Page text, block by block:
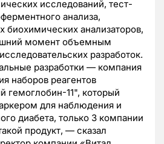
исследований, тест-
анализа,
биохимических анализаторов,
момент объемным
разработок.
разработки — компания
наборов реагентов
гемоглобин-11", который
для наблюдения и
диабета, только 3 компании
продукт, — сказал